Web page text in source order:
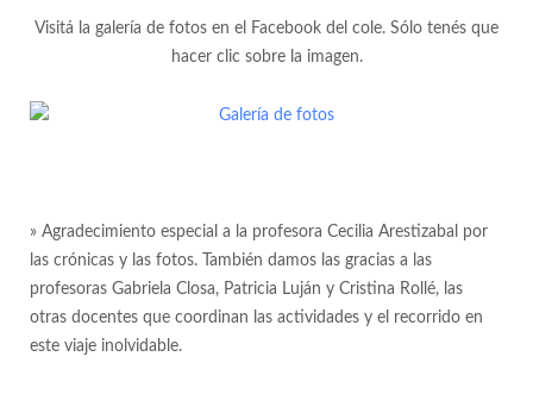
Visitá la galería de fotos en el Facebook del cole. Sólo tenés que
hacer clic sobre la imagen.
» Agradecimiento especial a la profesora Cecilia Arestizabal por
las crónicas y las fotos. También damos las gracias a las
profesoras Gabriela Closa, Patricia Luján y Cristina Rollé, las
otras docentes que coordinan las actividades y el recorrido en
este viaje inolvidable.